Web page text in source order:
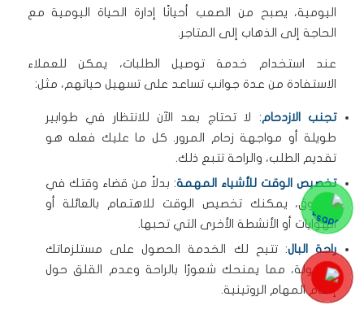
اليومية، يصبح من الصعب أحيانًا إدارة الحياة اليومية مع
الحاجة إلى الذهاب إلى المتاجر.
عند استخدام خدمة توصيل الطلبات، يمكن للعملاء
الاستفادة من عدة جوانب تساعد على تسهيل حياتهم، مثل:
تجنب الازدحام: لا تحتاج بعد الآن للانتظار في طوابير
طويلة أو مواجهة زحام المرور. كل ما عليك فعله هو
تقديم الطلب، والراحة تتبع ذلك.
تخصيص الوقت للأشياء المهمة: بدلاً من قضاء وقتك في
التسوق، يمكنك تخصيص الوقت للاهتمام بالعائلة أو
الهوايات أو الأنشطة الأخرى التي تحبها.
راحة البال: تتيح لك الخدمة الحصول على مستلزماتك
بسهولة، مما يمنحك شعورًا بالراحة وعدم القلق حول
إتمام المهام الروتينية.